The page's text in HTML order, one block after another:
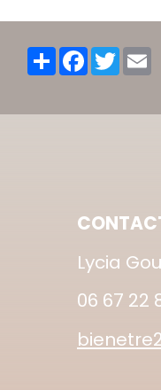
Partager
Lycia
06 67 22